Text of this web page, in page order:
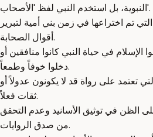
النبوية، بل استخدم النبي لفظ 'الأصحاب'.
تم اختراعها في زمن بني أمية لتبرير
أقوال الصحابة.
الإسلام في حياة النبي كانوا منافقين أو
دخلوا خوفاً وطمعاً.
تعتمد على رواة قد لا يكونون عدولاً أو
ثقات فعلاً.
الظن في توثيق الأسانيد وعدم التحقق
من صدق الروايات.